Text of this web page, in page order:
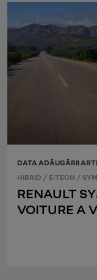
DATA ADĂUGĂRII
HIBRID / E-TECH /
RENAULT
VOITURE A